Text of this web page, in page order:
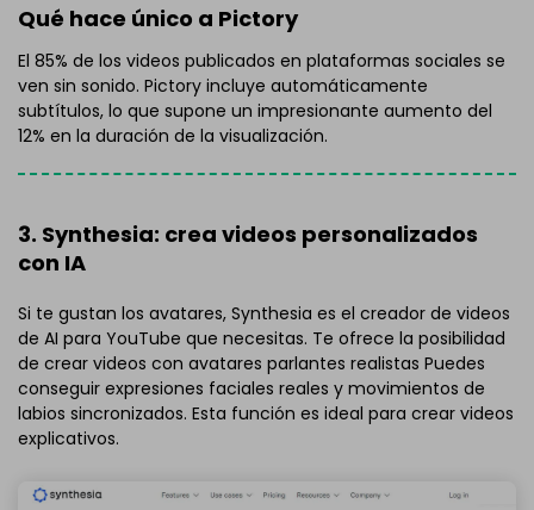
Qué hace único a Pictory
El 85% de los videos publicados en plataformas sociales se
ven sin sonido. Pictory incluye automáticamente
subtítulos, lo que supone un impresionante aumento del
12% en la duración de la visualización.
3. Synthesia: crea videos personalizados
con IA
Si te gustan los avatares, Synthesia es el creador de videos
de AI para YouTube que necesitas. Te ofrece la posibilidad
de crear videos con avatares parlantes realistas Puedes
conseguir expresiones faciales reales y movimientos de
labios sincronizados. Esta función es ideal para crear videos
explicativos.